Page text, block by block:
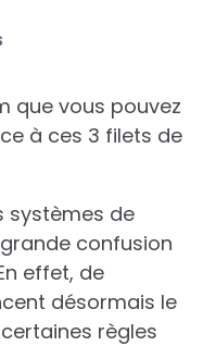
que vous pouvez
à ces 3 filets de
systèmes de
confusion
effet, de
désormais le
règles